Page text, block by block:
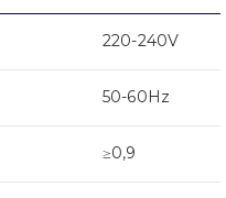
220-240V
50-60Hz
≥0,9